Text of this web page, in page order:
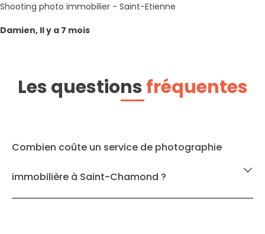
Shooting photo immobilier - Saint-Etienne
Damien, Il y a 7 mois
Les questionsfréquentes
Combien coûte un service de photographie
immobilière à Saint-Chamond ?